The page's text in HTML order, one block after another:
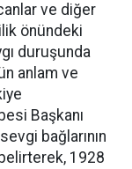
ve diğer
önündeki
duruşunda
anlam ve
Başkanı
bağlarının
1928